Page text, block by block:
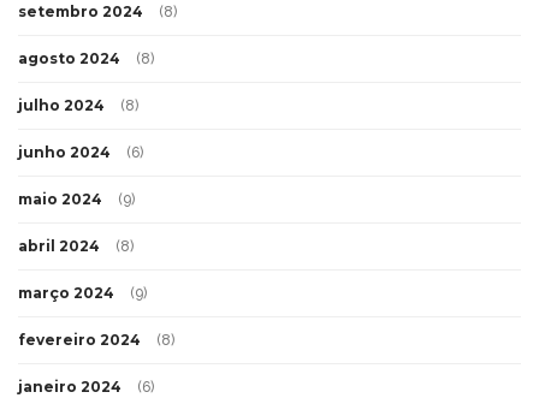
setembro 2024 (8)
agosto 2024 (8)
julho 2024 (8)
junho 2024 (6)
maio 2024 (9)
abril 2024 (8)
março 2024 (9)
fevereiro 2024 (8)
janeiro 2024 (6)